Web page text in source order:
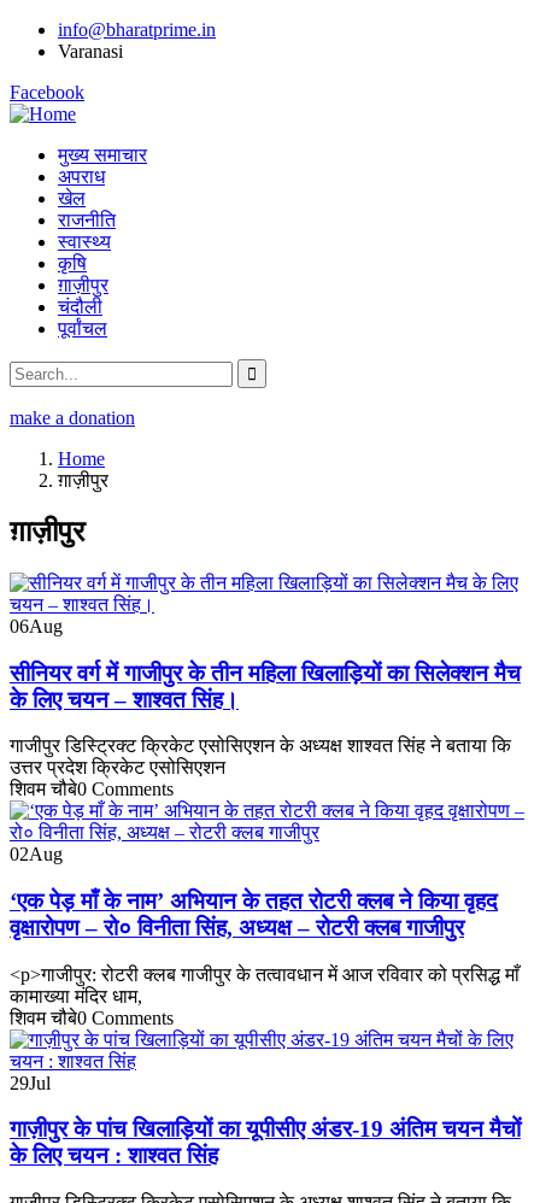
info@bharatprime.in
Varanasi
Facebook
मुख्य समाचार
अपराध
खेल
राजनीति
स्वास्थ्य
कृषि
ग़ाज़ीपुर
चंदौली
पूर्वांचल
make a donation
Home
ग़ाज़ीपुर
ग़ाज़ीपुर
06Aug
सीनियर वर्ग में गाजीपुर के तीन महिला खिलाड़ियों का सिलेक्शन मैच
के लिए चयन – शाश्वत सिंह।
गाजीपुर डिस्ट्रिक्ट क्रिकेट एसोसिएशन के अध्यक्ष शाश्वत सिंह ने बताया कि
उत्तर प्रदेश क्रिकेट एसोसिएशन
शिवम चौबे0 Comments
02Aug
‘एक पेड़ माँ के नाम’ अभियान के तहत रोटरी क्लब ने किया वृहद
वृक्षारोपण – रो० विनीता सिंह, अध्यक्ष – रोटरी क्लब गाजीपुर
<p>गाजीपुर: रोटरी क्लब गाजीपुर के तत्वावधान में आज रविवार को प्रसिद्ध माँ
कामाख्या मंदिर धाम,
शिवम चौबे0 Comments
29Jul
गाज़ीपुर के पांच खिलाड़ियों का यूपीसीए अंडर-19 अंतिम चयन मैचों
के लिए चयन : शाश्वत सिंह